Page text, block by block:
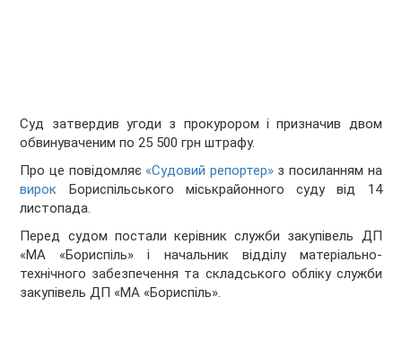
Суд затвердив угоди з прокурором і призначив двом
обвинуваченим по 25 500 грн штрафу.
Про це повідомляє «Судовий репортер»з посиланням на
вирок Бориспільського міськрайонного суду від 14
листопада.
Перед судом постали керівник служби закупівель ДП
«МА «Бориспіль» і начальник відділу матеріально-
технічного забезпечення та складського обліку служби
закупівель ДП «МА «Бориспіль».